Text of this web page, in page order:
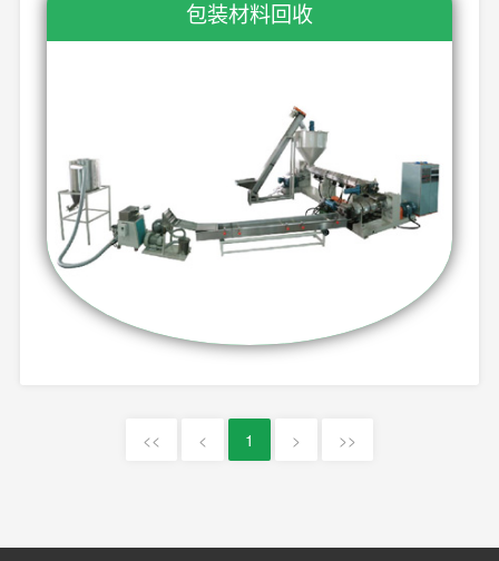
包装材料回收
<< < 1 > >>